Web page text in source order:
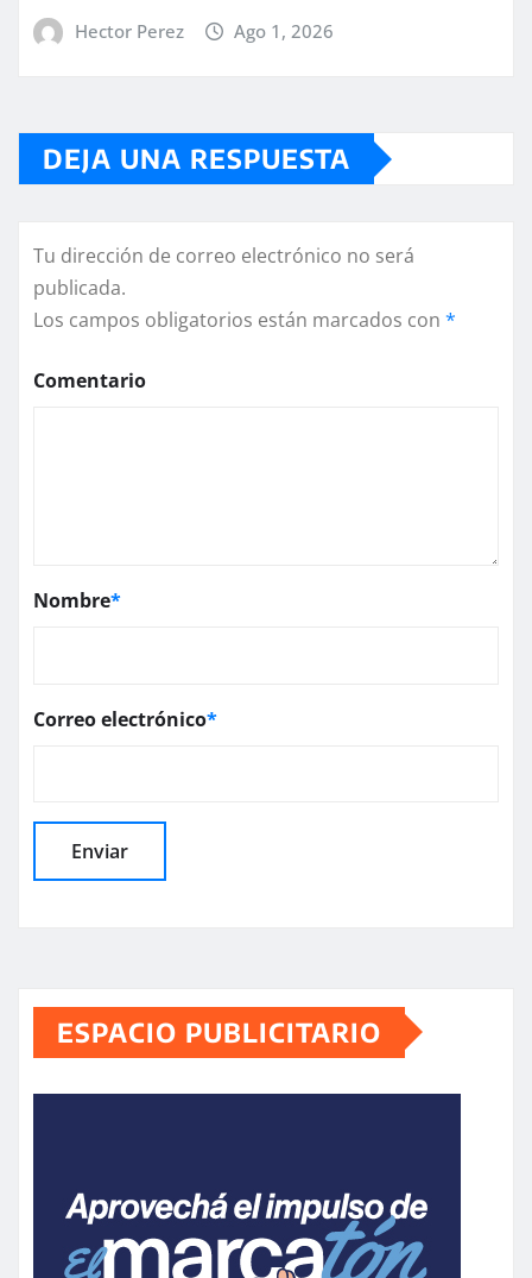
Hector Perez Ago 1, 2026
DEJA UNA RESPUESTA
Tu dirección de correo electrónico no será
publicada.
Los campos obligatorios están marcados con *
Comentario
Nombre*
Correo electrónico*
ESPACIO PUBLICITARIO